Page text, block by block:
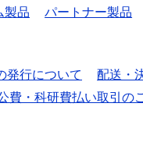
製品 パートナー製品
発行について 配送・
費・科研費払い取引の